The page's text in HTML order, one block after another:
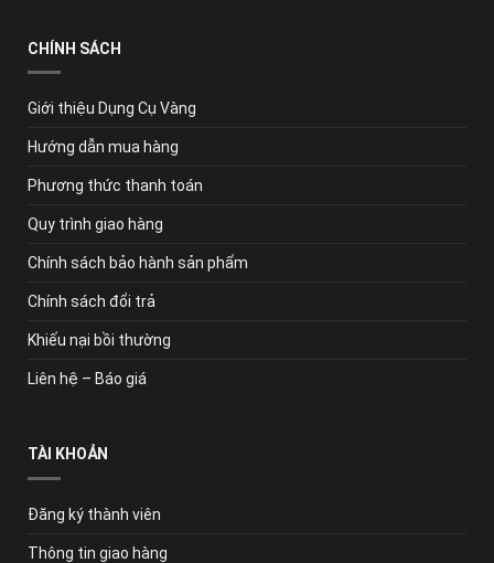
CHÍNH SÁCH
Giới thiệu Dụng Cụ Vàng
Hướng dẫn mua hàng
Phương thức thanh toán
Quy trình giao hàng
Chính sách bảo hành sản phẩm
Chính sách đổi trả
Khiếu nại bồi thường
Liên hệ – Báo giá
TÀI KHOẢN
Đăng ký thành viên
Thông tin giao hàng